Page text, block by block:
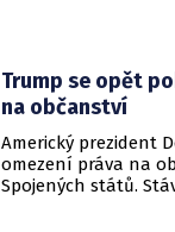
Trump se opět
na občanství
Americký prezident
omezení práva na
Spojených států.